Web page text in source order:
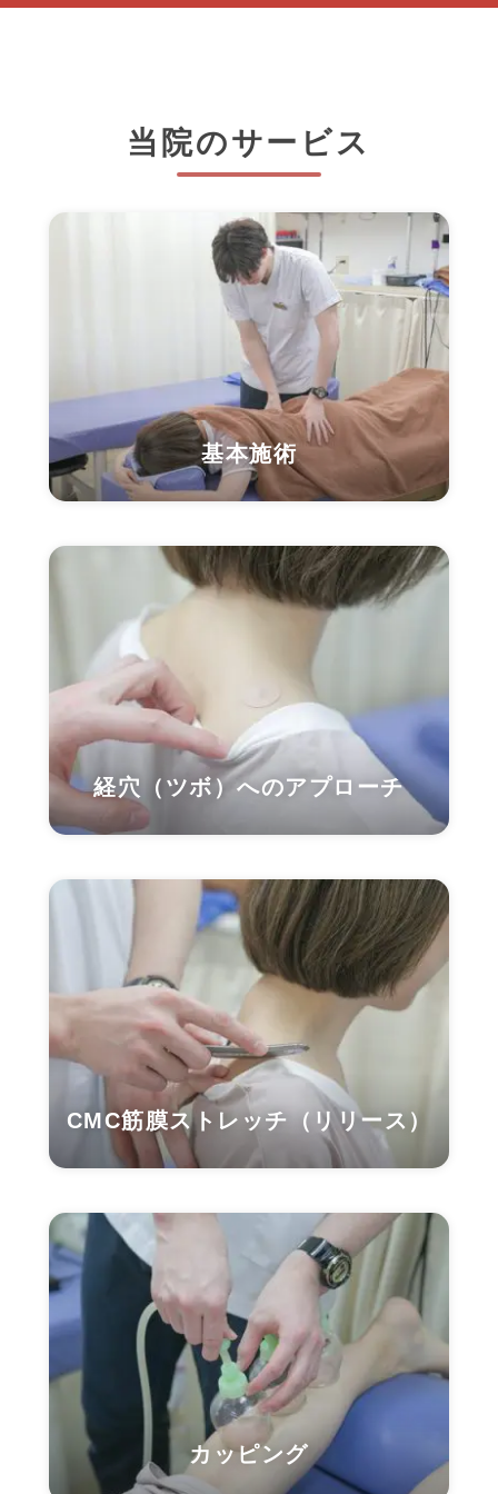
当院のサービス
基本施術
経穴（ツボ）へのアプローチ
CMC筋膜ストレッチ（リリース）
カッピング